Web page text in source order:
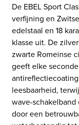
De EBEL Sport
verfijning en
edelstaal en 18
klasse uit. De
zwarte Romeinse
geeft elke
leesbaarheid,
wave-
door een